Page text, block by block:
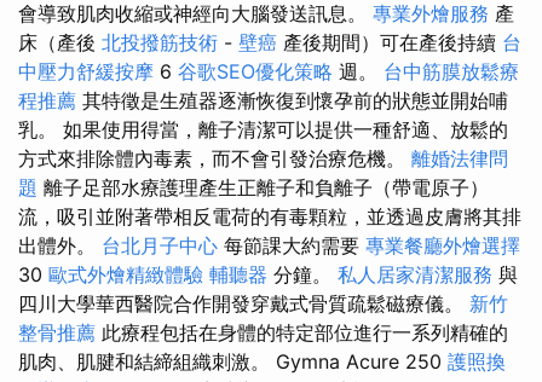
會導致肌肉收縮或神經向大腦發送訊息。 專業外燴服務 產
床（產後 北投撥筋技術 - 壁癌 產後期間）可在產後持續 台
中壓力舒緩按摩 6 谷歌SEO優化策略 週。 台中筋膜放鬆療
程推薦 其特徵是生殖器逐漸恢復到懷孕前的狀態並開始哺
乳。 如果使用得當，離子清潔可以提供一種舒適、放鬆的
方式來排除體內毒素，而不會引發治療危機。 離婚法律問
題 離子足部水療護理產生正離子和負離子（帶電原子）
流，吸引並附著帶相反電荷的有毒顆粒，並透過皮膚將其排
出體外。 台北月子中心 每節課大約需要 專業餐廳外燴選擇
30 歐式外燴精緻體驗 輔聽器 分鐘。 私人居家清潔服務 與
四川大學華西醫院合作開發穿戴式骨質疏鬆磁療儀。 新竹
整骨推薦 此療程包括在身體的特定部位進行一系列精確的
肌肉、肌腱和結締組織刺激。 Gymna Acure 250 護照換